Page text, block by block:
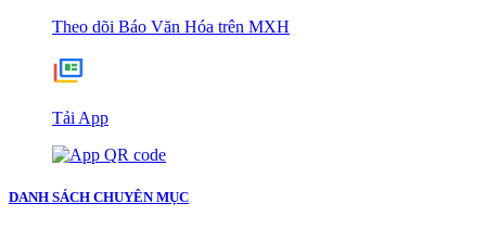
Theo dõi Báo Văn Hóa trên MXH
Tải App
DANH SÁCH CHUYÊN MỤC